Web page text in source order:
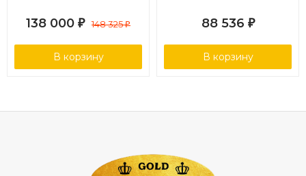
138 000 ₽ 148 325₽
В корзину
дерево (холодно-
бежевый)
88 536 ₽
В корзину